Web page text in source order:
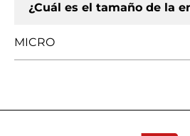
¿Cuál es el tamaño de la
MICRO